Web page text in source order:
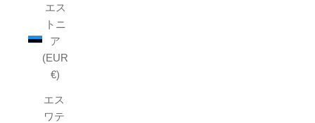
エス
トニ
ア
(EUR
€)
エス
ワテ